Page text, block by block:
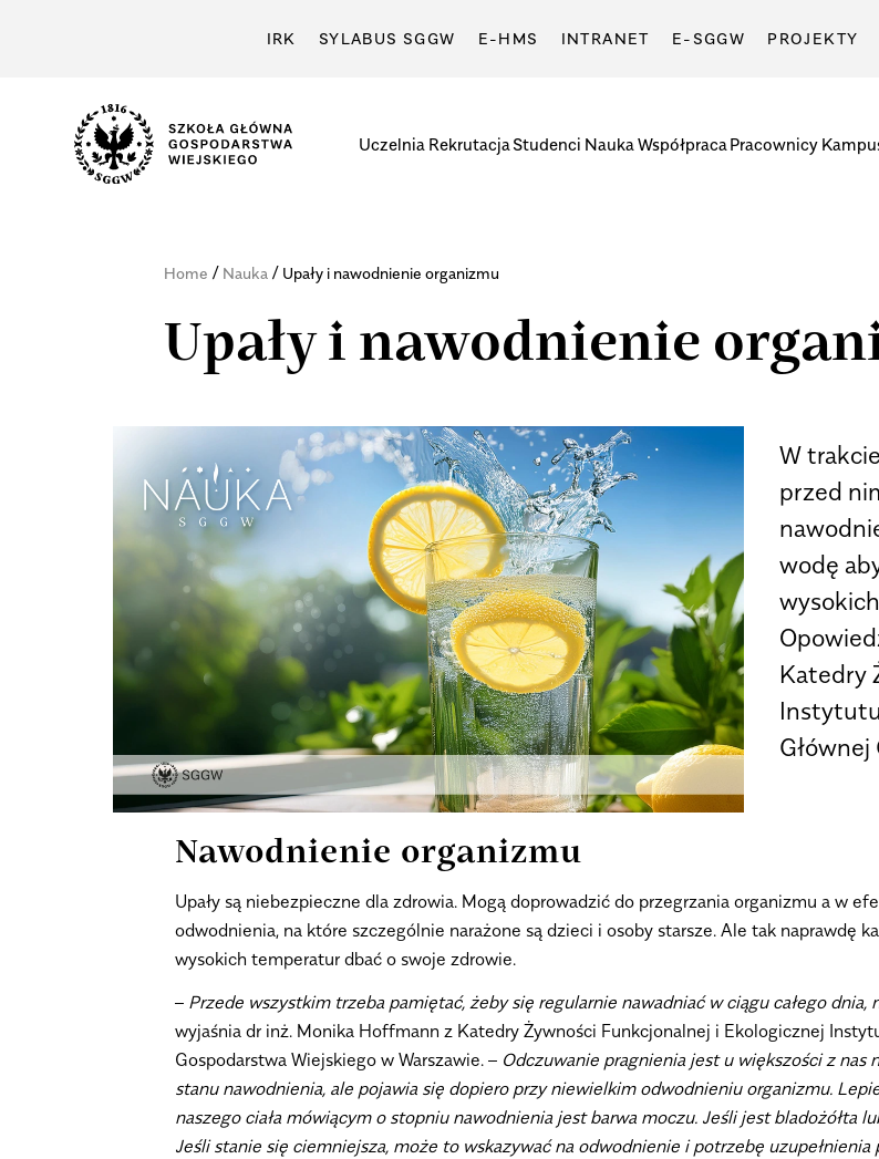
IRK SYLABUS SGGW E-HMS INTRANET E-SGGW PROJEKTY
Uczelnia Rekrutacja Studenci Nauka Współpraca Pracownicy
Home / Nauka/ Upały i nawodnienie organizmu
Upały i nawodnienie
W
przed
wodę
Katedry
Nawodnienie organizmu
Upały są niebezpieczne dla zdrowia. Mogą doprowadzić do przegrzania organizmu a w
odwodnienia, na które szczególnie narażone są dzieci i osoby starsze. Ale tak naprawdę
wysokich temperatur dbać o swoje zdrowie.
– Przede wszystkim trzeba pamiętać, żeby się regularnie nawadniać w ciągu całego
wyjaśnia dr inż. Monika Hoffmann z Katedry Żywności Funkcjonalnej i Ekologicznej
Gospodarstwa Wiejskiego w Warszawie. – Odczuwanie pragnienia jest u większości z
stanu nawodnienia, ale pojawia się dopiero przy niewielkim odwodnieniu organizmu.
naszego ciała mówiącym o stopniu nawodnienia jest barwa moczu. Jeśli jest bladożółta
Jeśli stanie się ciemniejsza, może to wskazywać na odwodnienie i potrzebę